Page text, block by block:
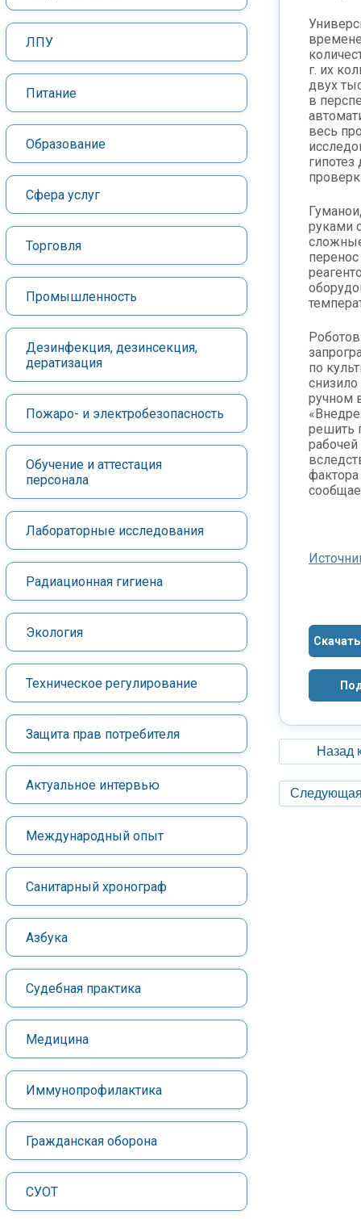
ЛПУ
Питание
Образование
Сфера услуг
Торговля
Промышленность
Дезинфекция, дезинсекция,
дератизация
Пожаро- и электробезопасность
Обучение и аттестация
персонала
Лабораторные исследования
Радиационная гигиена
Экология
Техническое регулирование
Защита прав потребителя
Актуальное интервью
Международный опыт
Санитарный хронограф
Азбука
Судебная практика
Медицина
Иммунопрофилактика
Гражданская оборона
СУОТ
г. их
двух
в
весь
руками
перенос
по
ручном
решить
Назад
Следующая